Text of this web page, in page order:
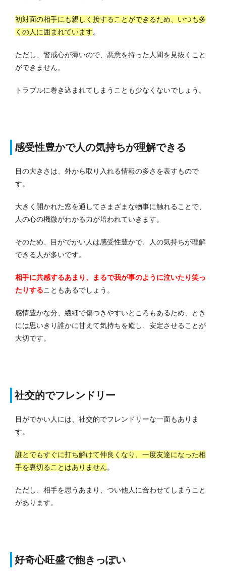
初対面の相手にも親しく接することができるため、いつも多
くの人に囲まれています。
ただし、警戒心が薄いので、悪意を持った人間を見抜くこと
ができません。
トラブルに巻き込まれてしまうことも少なくないでしょう。
感受性豊かで人の気持ちが理解できる
目の大きさは、外から取り入れる情報の多さを表すもので
す。
大きく開かれた窓を通してさまざまな物事に触れることで、
人の心の機微がわかる力が培われていきます。
そのため、目がでかい人は感受性豊かで、人の気持ちが理解
できる人が多いです。
相手に共感するあまり、まるで我が事のように泣いたり笑っ
たりすることもあるでしょう。
感情豊かな分、繊細で傷つきやすいところもあるため、とき
には思いきり誰かに甘えて気持ちを癒し、安定させることが
大切です。
社交的でフレンドリー
目がでかい人には、社交的でフレンドリーな一面もありま
す。
誰とでもすぐに打ち解けて仲良くなり、一度友達になった相
手を裏切ることはありません。
ただし、相手を思うあまり、つい他人に合わせてしまうこと
があります。
好奇心旺盛で飽きっぽい